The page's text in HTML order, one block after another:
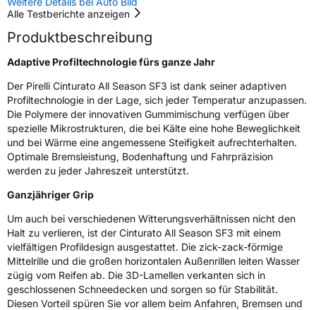
3PMSF / Schneeflockensymbol / Alpine-Symbol
EPREL ID1900585
Allgemeine Produktsicherheit (GPSR)
HerstellerkontaktPIRELLI TYRE SPA, Viale Piero e Alberto
Pirelli 25 20126 Milano Italien,
www.pirelli.com,
Alle Testberichte anzeigen
Produktbeschreibung
Adaptive Profiltechnologie fürs ganze Jahr
Der Pirelli Cinturato All Season SF3 ist dank seiner adaptiven
Profiltechnologie in der Lage, sich jeder Temperatur anzupassen.
Die Polymere der innovativen Gummimischung verfügen über
spezielle Mikrostrukturen, die bei Kälte eine hohe Beweglichkeit
und bei Wärme eine angemessene Steifigkeit aufrechterhalten.
Optimale Bremsleistung, Bodenhaftung und Fahrpräzision
werden zu jeder Jahreszeit unterstützt.
Ganzjähriger Grip
Um auch bei verschiedenen Witterungsverhältnissen nicht den
Halt zu verlieren, ist der Cinturato All Season SF3 mit einem
vielfältigen Profildesign ausgestattet. Die zick-zack-förmige
Mittelrille und die großen horizontalen Außenrillen leiten Wasser
zügig vom Reifen ab. Die 3D-Lamellen verkanten sich in
geschlossenen Schneedecken und sorgen so für Stabilität.
Diesen Vorteil spüren Sie vor allem beim Anfahren, Bremsen und